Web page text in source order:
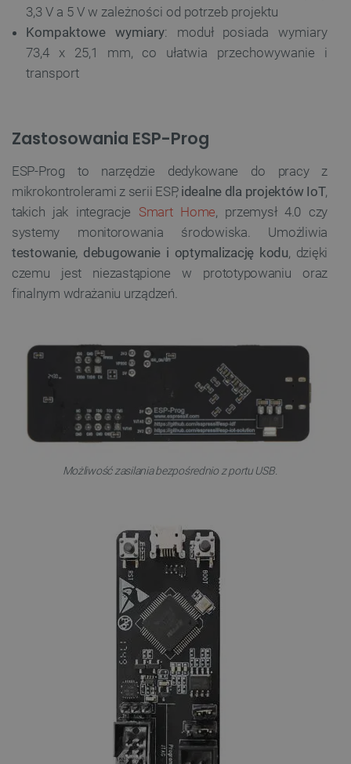
3,3 V a 5 V w zależności od potrzeb projektu
Kompaktowe wymiary: moduł posiada wymiary
73,4 x 25,1 mm, co ułatwia przechowywanie i
transport
Zastosowania ESP-Prog
ESP-Prog to narzędzie dedykowane do pracy z
mikrokontrolerami z serii ESP, idealne dla projektów IoT,
takich jak integracje Smart Home, przemysł 4.0 czy
systemy monitorowania środowiska. Umożliwia
testowanie, debugowanie i optymalizację kodu, dzięki
czemu jest niezastąpione w prototypowaniu oraz
finalnym wdrażaniu urządzeń.
Możliwość zasilania bezpośrednio z portu USB.